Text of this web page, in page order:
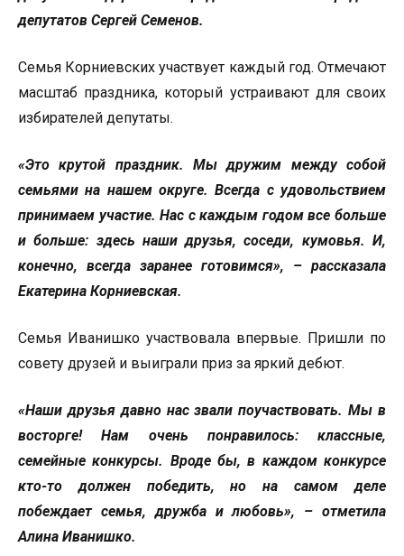
депутатов Сергей Семенов.
Семья Корниевских участвует каждый год. Отмечают
масштаб праздника, который устраивают для своих
избирателей депутаты.
«Это крутой праздник. Мы дружим между собой
семьями на нашем округе. Всегда с удовольствием
принимаем участие. Нас с каждым годом все больше
и больше: здесь наши друзья, соседи, кумовья. И,
конечно, всегда заранее готовимся», – рассказала
Екатерина Корниевская.
Семья Иванишко участвовала впервые. Пришли по
совету друзей и выиграли приз за яркий дебют.
«Наши друзья давно нас звали поучаствовать. Мы в
восторге! Нам очень понравилось: классные,
семейные конкурсы. Вроде бы, в каждом конкурсе
кто-то должен победить, но на самом деле
побеждает семья, дружба и любовь», – отметила
Алина Иванишко.